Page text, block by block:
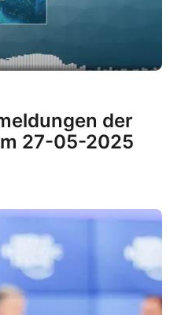
der
27-05-2025